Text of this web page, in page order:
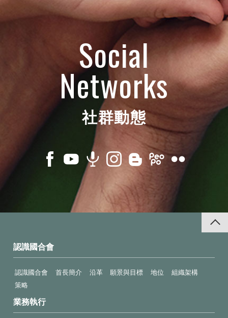
Social
Networks
社群動態
認識國合會
認識國合會 首長簡介 沿革 願景與目標 地位
組織架構
策略
業務執行